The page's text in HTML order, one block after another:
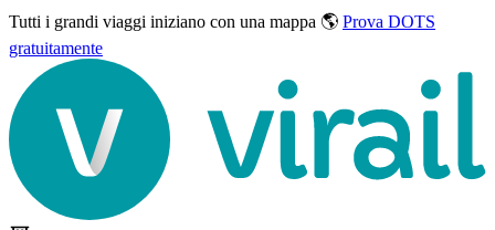
Tutti i grandi viaggi iniziano con una mappa 🌎 Prova DOTS
gratuitamente